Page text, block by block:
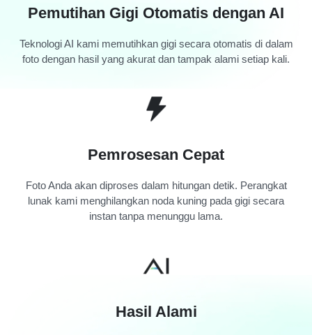
Pemutihan Gigi Otomatis dengan AI
Teknologi AI kami memutihkan gigi secara otomatis di dalam
foto dengan hasil yang akurat dan tampak alami setiap kali.
Pemrosesan Cepat
Foto Anda akan diproses dalam hitungan detik. Perangkat
lunak kami menghilangkan noda kuning pada gigi secara
instan tanpa menunggu lama.
Hasil Alami